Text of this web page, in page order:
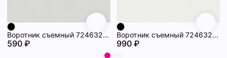
Воротник съемный 72463234\15
590 ₽
Воротник съемный 72463233\15
990 ₽